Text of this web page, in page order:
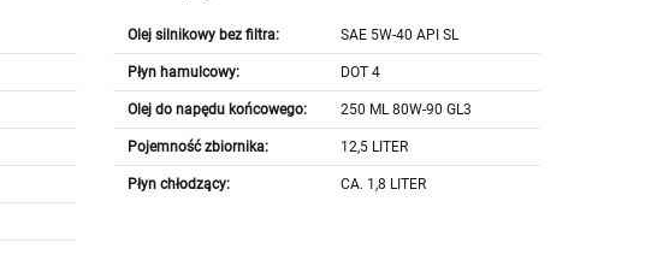
Olej silnikowy bez filtra: SAE 5W-40 API SL
Płyn hamulcowy: DOT 4
Olej do napędu końcowego: 250 ML 80W-90 GL3
Pojemność zbiornika: 12,5 LITER
Płyn chłodzący: CA. 1,8 LITER